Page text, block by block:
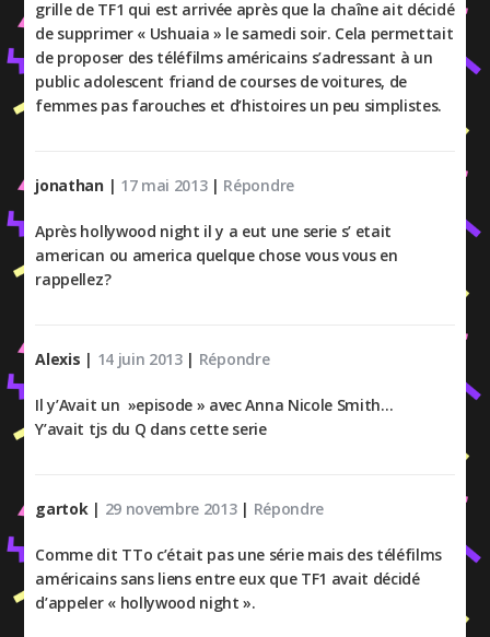
grille de TF1 qui est arrivée après que la chaîne ait décidé
de supprimer « Ushuaia » le samedi soir. Cela permettait
de proposer des téléfilms américains s’adressant à un
public adolescent friand de courses de voitures, de
femmes pas farouches et d’histoires un peu simplistes.
jonathan | 17 mai 2013| Répondre
Après hollywood night il y a eut une serie s’ etait
american ou america quelque chose vous vous en
rappellez?
Alexis | 14 juin 2013| Répondre
Il y’Avait un »episode » avec Anna Nicole Smith…
Y’avait tjs du Q dans cette serie
gartok | 29 novembre 2013| Répondre
Comme dit TTo c’était pas une série mais des téléfilms
américains sans liens entre eux que TF1 avait décidé
d’appeler « hollywood night ».